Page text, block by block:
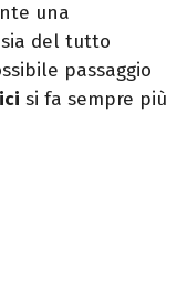
una
del tutto
passaggio
si fa sempre più